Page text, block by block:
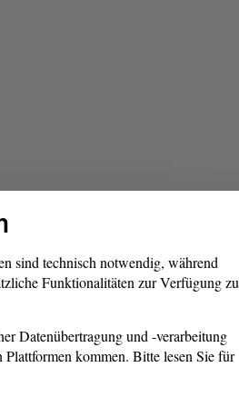
sind technisch notwendig, während
Funktionalitäten zur Verfügung zu
Datenübertragung und -verarbeitung
kommen. Bitte lesen Sie für